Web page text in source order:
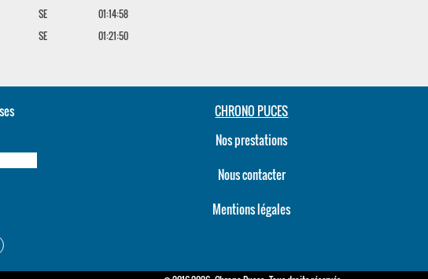
SE
01:14:58
SE 01:21:50
CHRONO PUCES
Nos prestations
Nous contacter
Mentions légales